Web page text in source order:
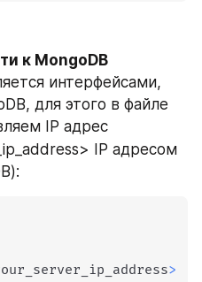
к MongoDB
интерфейсами,
IP адрес
IP адресом
>